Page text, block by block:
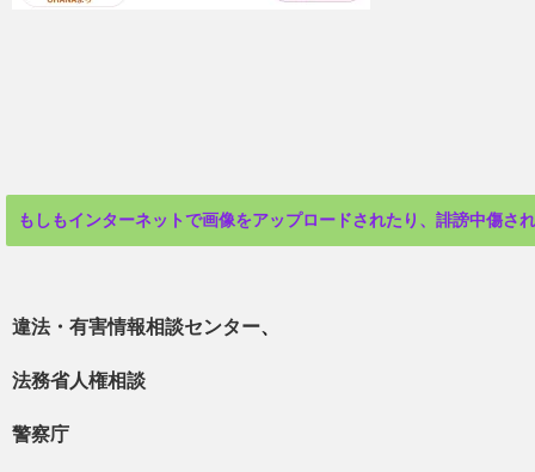
もしもインターネットで画像をアップロードされたり、誹謗中傷さ
違法・有害情報相談センター、
法務省人権相談
警察庁